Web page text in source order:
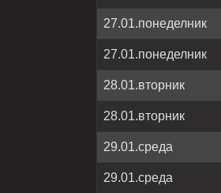
27.01.понеделник
27.01.понеделник
28.01.вторник
28.01.вторник
29.01.среда
29.01.среда